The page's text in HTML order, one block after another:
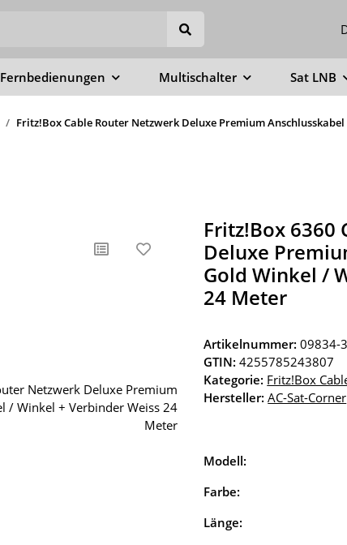
Fernbedienungen Multischalter Sat LNB
Fritz!Box Cable Router Netzwerk Deluxe Premium
Fritz!Box 6360
Deluxe
Gold Winkel /
24 Meter
Artikelnummer:09834-
GTIN: 4255785243807
Kategorie: Fritz!Box
Hersteller: AC-Sat-Corner
Modell:
Farbe:
Länge: